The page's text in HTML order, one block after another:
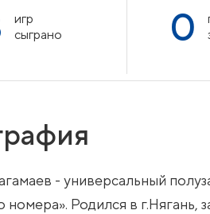
игр
сыграно
0
- универсальный
номера». Родился в